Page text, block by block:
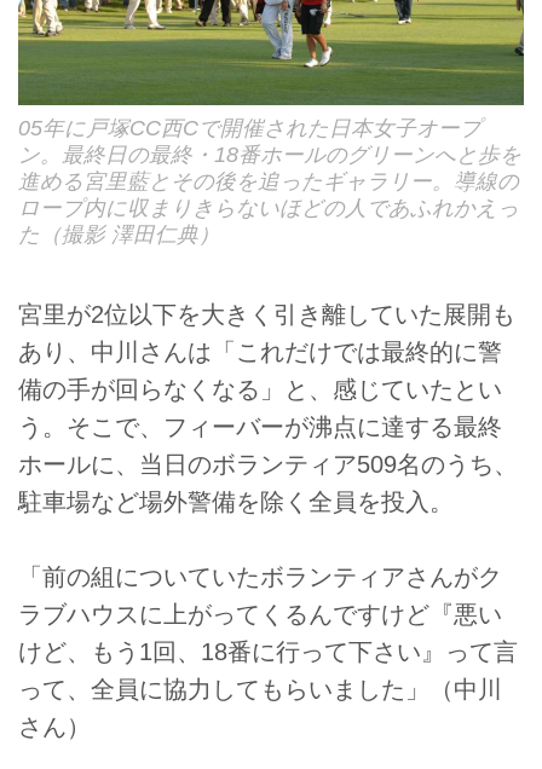
05年に戸塚CC西Cで開催された日本女子オープ
ン。最終日の最終・18番ホールのグリーンへと歩を
進める宮里藍とその後を追ったギャラリー。導線の
ロープ内に収まりきらないほどの人であふれかえっ
た（撮影 澤田仁典）
宮里が2位以下を大きく引き離していた展開も
あり、中川さんは「これだけでは最終的に警
備の手が回らなくなる」と、感じていたとい
う。そこで、フィーバーが沸点に達する最終
ホールに、当日のボランティア509名のうち、
駐車場など場外警備を除く全員を投入。
「前の組についていたボランティアさんがク
ラブハウスに上がってくるんですけど『悪い
けど、もう1回、18番に行って下さい』って言
って、全員に協力してもらいました」（中川
さん）